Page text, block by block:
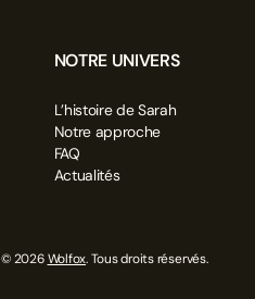
NOTRE UNIVERS
L’histoire de Sarah
Notre approche
FAQ
Actualités
© 2026Wolfox. Tous droits réservés.